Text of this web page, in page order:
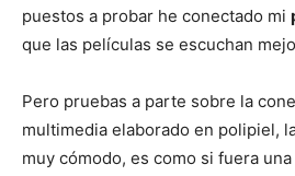
puestos a probar he conectado mi
que las películas se escuchan
Pero pruebas a parte sobre la
multimedia elaborado en polipiel,
muy cómodo, es como si fuera